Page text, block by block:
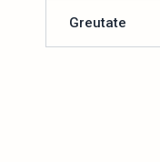
Greutate